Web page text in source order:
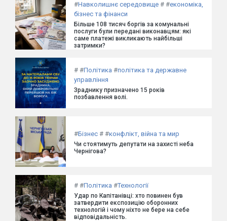
#Навколишнє середовище # #економіка,
бізнес та фінанси
Більше 108 тисяч боргів за комунальні
послуги були передані виконавцям: які
саме платежі викликають найбільші
затримки?
# #Політика #політика та державне
управління
Зраднику призначено 15 років
позбавлення волі.
#Бізнес # #конфлікт, війна та мир
Чи стоятимуть депутати на захисті неба
Чернігова?
# #Політика #Технології
Удар по Капітанівці: хто повинен був
затвердити експозицію оборонних
технологій і чому ніхто не бере на себе
відповідальність.